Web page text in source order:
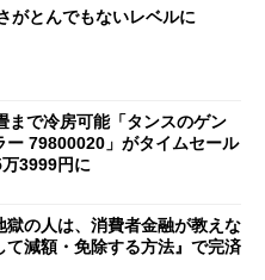
がとんでもないレベルに
まで冷房可能「タンスのゲン
ー 79800020」がタイムセール
3999円に
獄の人は、消費者金融が教えな
て減額・免除する方法』で完済